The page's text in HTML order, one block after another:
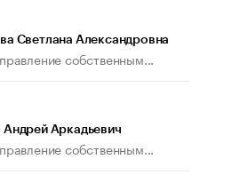
Светлана Александровна
собственным...
Аркадьевич
собственным...